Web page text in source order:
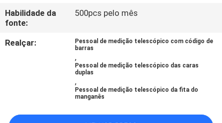
UMAS
CITAÇÕES
Habilidade da
fonte:
500pcs pelo mês
Realçar:
Pessoal de medição telescópico com código de
barras
,
Pessoal de medição telescópico das caras
duplas
,
Pessoal de medição telescópico da fita do
manganês